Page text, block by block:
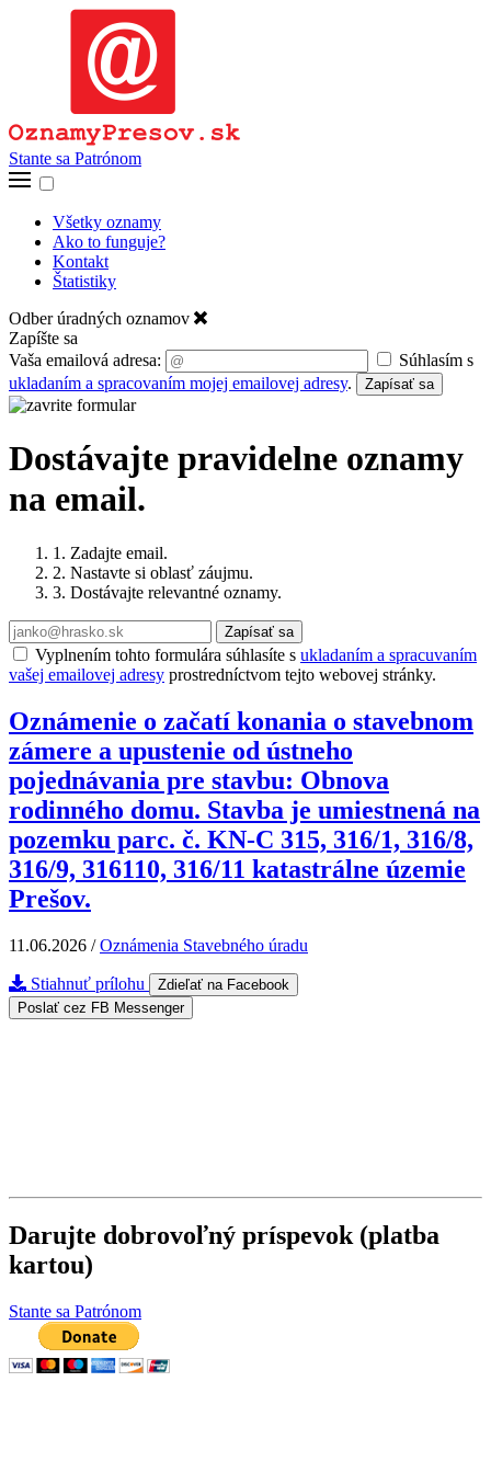
Stante sa Patrónom
Všetky oznamy
Ako to funguje?
Kontakt
Štatistiky
Odber úradných oznamov
Zapíšte sa
Vaša emailová adresa:
Súhlasím s
ukladaním a spracovaním mojej emailovej adresy. Zapísať sa
Dostávajte pravidelne oznamy
na email.
1. Zadajte email.
2. Nastavte si oblasť záujmu.
3. Dostávajte relevantné oznamy.
Zapísať sa
Vyplnením tohto formulára súhlasíte s ukladaním a spracuvaním
vašej emailovej adresy prostredníctvom tejto webovej stránky.
Oznámenie o začatí konania o stavebnom
zámere a upustenie od ústneho
pojednávania pre stavbu: Obnova
rodinného domu. Stavba je umiestnená na
pozemku parc. č. KN-C 315, 316/1, 316/8,
316/9, 316110, 316/11 katastrálne územie
Prešov.
11.06.2026 /Oznámenia Stavebného úradu
Stiahnuť prílohu
Zdieľať na Facebook
Poslať cez FB Messenger
Darujte dobrovoľný príspevok (platba
kartou)
Stante sa Patrónom